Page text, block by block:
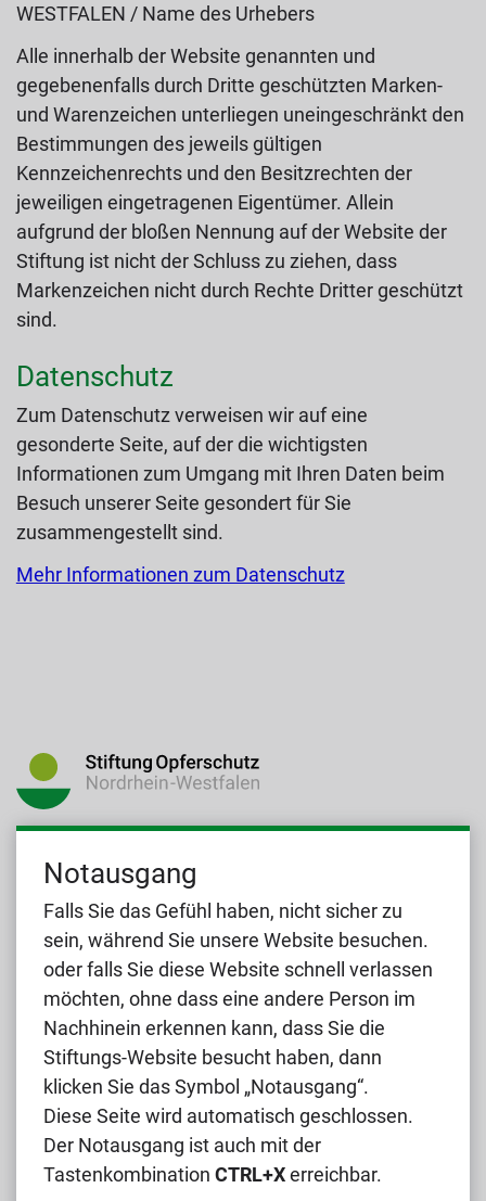
WESTFALEN / Name des Urhebers
Alle innerhalb der Website genannten und
gegebenenfalls durch Dritte geschützten Marken-
und Warenzeichen unterliegen uneingeschränkt den
Bestimmungen des jeweils gültigen
Kennzeichenrechts und den Besitzrechten der
jeweiligen eingetragenen Eigentümer. Allein
aufgrund der bloßen Nennung auf der Website der
Stiftung ist nicht der Schluss zu ziehen, dass
Markenzeichen nicht durch Rechte Dritter geschützt
sind.
Datenschutz
Zum Datenschutz verweisen wir auf eine
gesonderte Seite, auf der die wichtigsten
Informationen zum Umgang mit Ihren Daten beim
Besuch unserer Seite gesondert für Sie
zusammengestellt sind.
Mehr Informationen zum Datenschutz
Notausgang
Falls Sie das Gefühl haben, nicht sicher zu
sein, während Sie unsere Website besuchen.
oder falls Sie diese Website schnell verlassen
möchten, ohne dass eine andere Person im
Nachhinein erkennen kann, dass Sie die
Stiftungs-Website besucht haben, dann
klicken Sie das Symbol „Notausgang“.
Diese Seite wird automatisch geschlossen.
Der Notausgang ist auch mit der
Tastenkombination CTRL+Xerreichbar.
Fürstenwall 25
40219 Düsseldorf
Telefon:(0211) 837 19 77
E-Mail:kontakt@stiftung-opferschutz.nrw.de
BARRIEREFREIHEIT
DATENSCHUTZ